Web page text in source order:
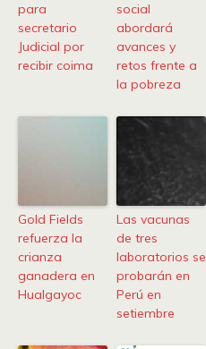
para
secretario
Judicial por
recibir coima
social
abordará
avances y
retos frente a
la pobreza
Gold Fields
refuerza la
crianza
ganadera en
Hualgayoc
Las vacunas
de tres
laboratorios se
probarán en
Perú en
setiembre